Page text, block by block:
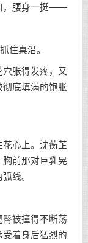
，腰身一挺——
桌沿。
胀得发疼，又
底填满的饱胀
心上。沈蘅芷
前那对巨乳晃
线。
被撞得不断荡
着身后猛烈的